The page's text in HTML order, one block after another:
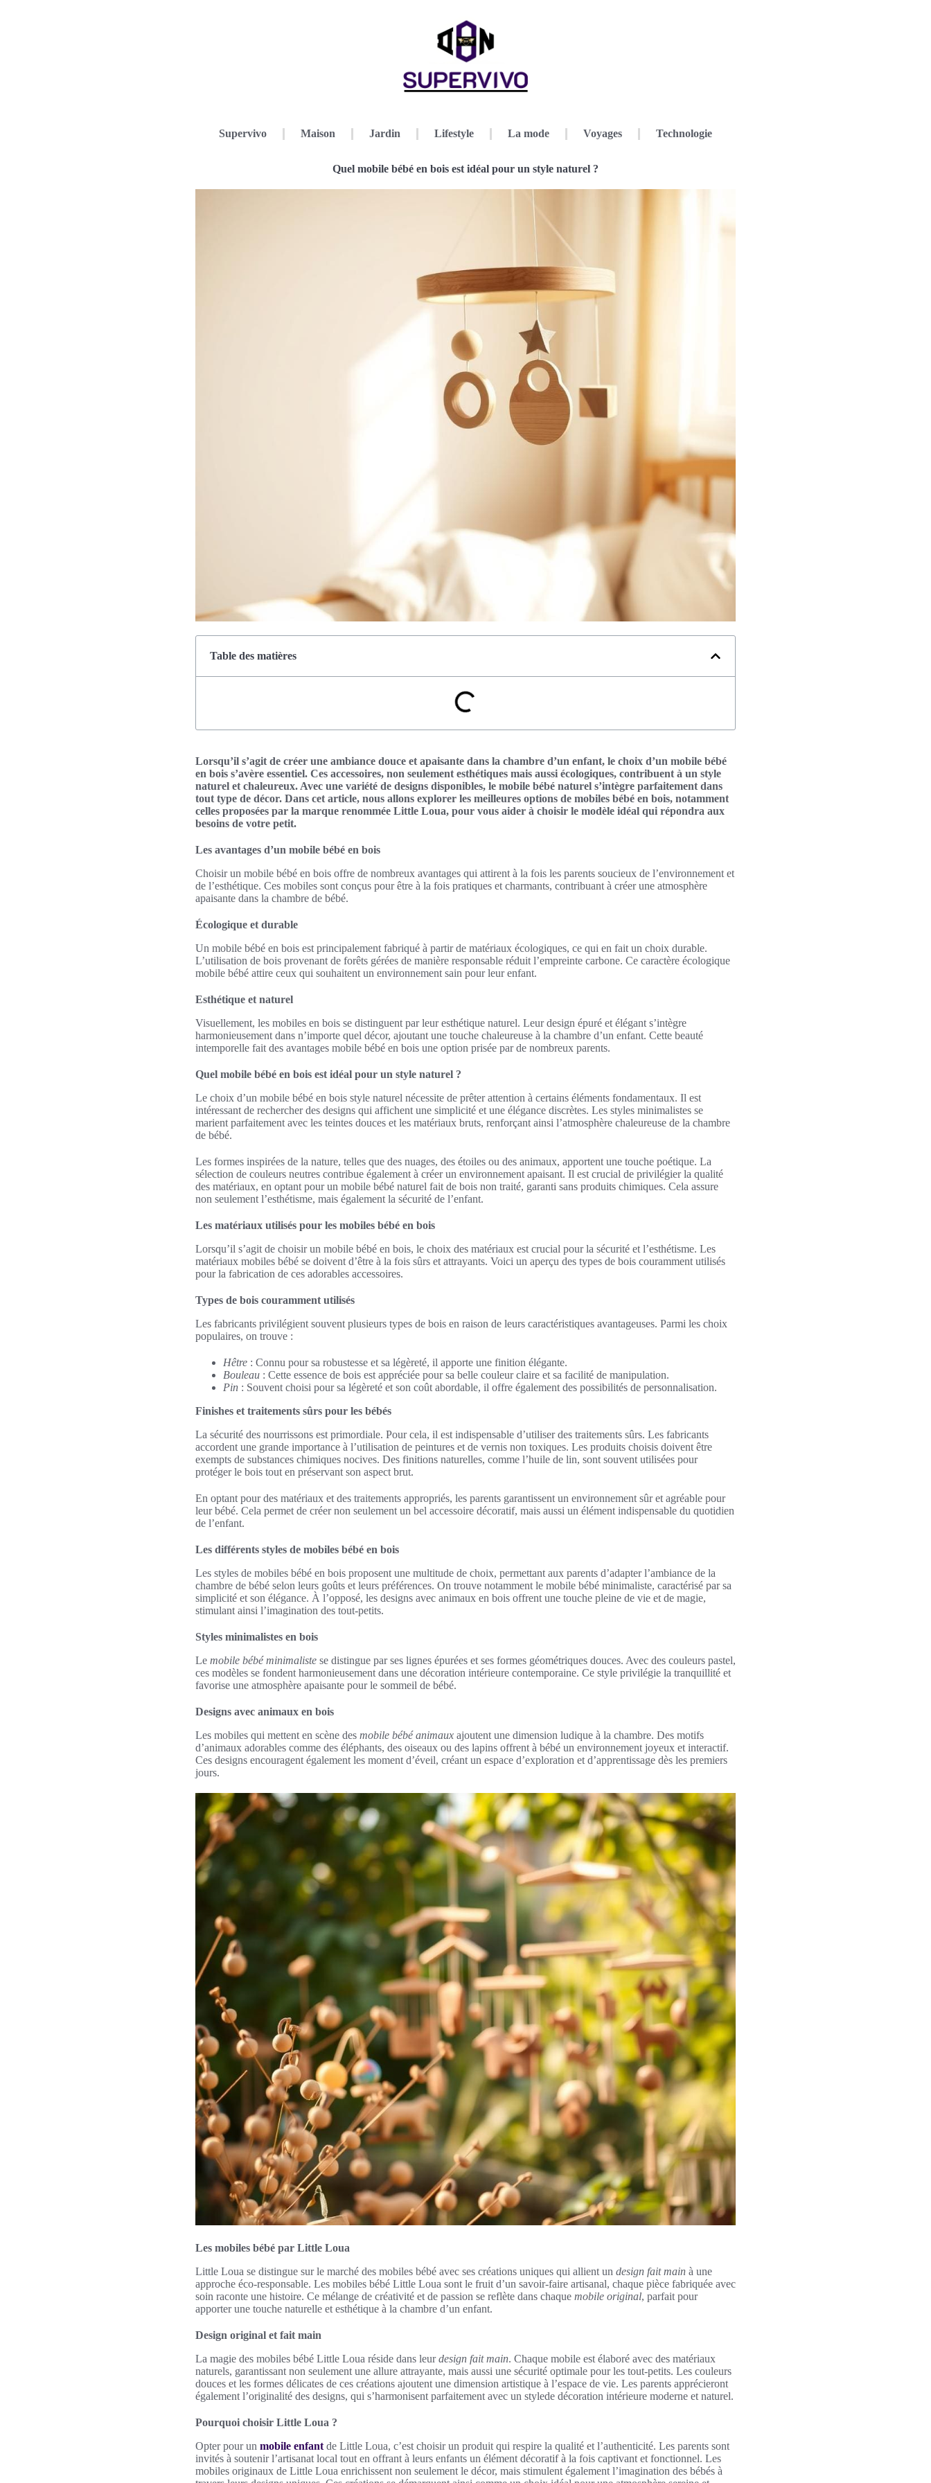
Supervivo Maison Jardin Lifestyle La mode Voyages Technologie
Quel mobile bébé en bois est idéal pour un style naturel ?
Table des matières
Lorsqu’il s’agit de créer une ambiance douce et apaisante dans la chambre d’un enfant, le choix d’un mobile bébé
en bois s’avère essentiel. Ces accessoires, non seulement esthétiques mais aussi écologiques, contribuent à un style
naturel et chaleureux. Avec une variété de designs disponibles, le mobile bébé naturel s’intègre parfaitement dans
tout type de décor. Dans cet article, nous allons explorer les meilleures options de mobiles bébé en bois, notamment
celles proposées par la marque renommée Little Loua, pour vous aider à choisir le modèle idéal qui répondra aux
besoins de votre petit.
Les avantages d’un mobile bébé en bois
Choisir un mobile bébé en bois offre de nombreux avantages qui attirent à la fois les parents soucieux de l’environnement et
de l’esthétique. Ces mobiles sont conçus pour être à la fois pratiques et charmants, contribuant à créer une atmosphère
apaisante dans la chambre de bébé.
Écologique et durable
Un mobile bébé en bois est principalement fabriqué à partir de matériaux écologiques, ce qui en fait un choix durable.
L’utilisation de bois provenant de forêts gérées de manière responsable réduit l’empreinte carbone. Ce caractère écologique
mobile bébé attire ceux qui souhaitent un environnement sain pour leur enfant.
Esthétique et naturel
Visuellement, les mobiles en bois se distinguent par leur esthétique naturel. Leur design épuré et élégant s’intègre
harmonieusement dans n’importe quel décor, ajoutant une touche chaleureuse à la chambre d’un enfant. Cette beauté
intemporelle fait des avantages mobile bébé en bois une option prisée par de nombreux parents.
Quel mobile bébé en bois est idéal pour un style naturel ?
Le choix d’un mobile bébé en bois style naturel nécessite de prêter attention à certains éléments fondamentaux. Il est
intéressant de rechercher des designs qui affichent une simplicité et une élégance discrètes. Les styles minimalistes se
marient parfaitement avec les teintes douces et les matériaux bruts, renforçant ainsi l’atmosphère chaleureuse de la chambre
de bébé.
Les formes inspirées de la nature, telles que des nuages, des étoiles ou des animaux, apportent une touche poétique. La
sélection de couleurs neutres contribue également à créer un environnement apaisant. Il est crucial de privilégier la qualité
des matériaux, en optant pour un mobile bébé naturel fait de bois non traité, garanti sans produits chimiques. Cela assure
non seulement l’esthétisme, mais également la sécurité de l’enfant.
Les matériaux utilisés pour les mobiles bébé en bois
Lorsqu’il s’agit de choisir un mobile bébé en bois, le choix des matériaux est crucial pour la sécurité et l’esthétisme. Les
matériaux mobiles bébé se doivent d’être à la fois sûrs et attrayants. Voici un aperçu des types de bois couramment utilisés
pour la fabrication de ces adorables accessoires.
Types de bois couramment utilisés
Les fabricants privilégient souvent plusieurs types de bois en raison de leurs caractéristiques avantageuses. Parmi les choix
populaires, on trouve :
Hêtre : Connu pour sa robustesse et sa légèreté, il apporte une finition élégante.
Bouleau : Cette essence de bois est appréciée pour sa belle couleur claire et sa facilité de manipulation.
Pin : Souvent choisi pour sa légèreté et son coût abordable, il offre également des possibilités de personnalisation.
Finishes et traitements sûrs pour les bébés
La sécurité des nourrissons est primordiale. Pour cela, il est indispensable d’utiliser des traitements sûrs. Les fabricants
accordent une grande importance à l’utilisation de peintures et de vernis non toxiques. Les produits choisis doivent être
exempts de substances chimiques nocives. Des finitions naturelles, comme l’huile de lin, sont souvent utilisées pour
protéger le bois tout en préservant son aspect brut.
En optant pour des matériaux et des traitements appropriés, les parents garantissent un environnement sûr et agréable pour
leur bébé. Cela permet de créer non seulement un bel accessoire décoratif, mais aussi un élément indispensable du quotidien
de l’enfant.
Les différents styles de mobiles bébé en bois
Les styles de mobiles bébé en bois proposent une multitude de choix, permettant aux parents d’adapter l’ambiance de la
chambre de bébé selon leurs goûts et leurs préférences. On trouve notamment le mobile bébé minimaliste, caractérisé par sa
simplicité et son élégance. À l’opposé, les designs avec animaux en bois offrent une touche pleine de vie et de magie,
stimulant ainsi l’imagination des tout-petits.
Styles minimalistes en bois
Le mobile bébé minimaliste se distingue par ses lignes épurées et ses formes géométriques douces. Avec des couleurs pastel,
ces modèles se fondent harmonieusement dans une décoration intérieure contemporaine. Ce style privilégie la tranquillité et
favorise une atmosphère apaisante pour le sommeil de bébé.
Designs avec animaux en bois
Les mobiles qui mettent en scène des mobile bébé animaux ajoutent une dimension ludique à la chambre. Des motifs
d’animaux adorables comme des éléphants, des oiseaux ou des lapins offrent à bébé un environnement joyeux et interactif.
Ces designs encouragent également les moment d’éveil, créant un espace d’exploration et d’apprentissage dès les premiers
jours.
Les mobiles bébé par Little Loua
Little Loua se distingue sur le marché des mobiles bébé avec ses créations uniques qui allient un design fait main à une
approche éco-responsable. Les mobiles bébé Little Loua sont le fruit d’un savoir-faire artisanal, chaque pièce fabriquée avec
soin raconte une histoire. Ce mélange de créativité et de passion se reflète dans chaque mobile original, parfait pour
apporter une touche naturelle et esthétique à la chambre d’un enfant.
Design original et fait main
La magie des mobiles bébé Little Loua réside dans leurdesign fait main. Chaque mobile est élaboré avec des matériaux
naturels, garantissant non seulement une allure attrayante, mais aussi une sécurité optimale pour les tout-petits. Les couleurs
douces et les formes délicates de ces créations ajoutent une dimension artistique à l’espace de vie. Les parents apprécieront
également l’originalité des designs, qui s’harmonisent parfaitement avec un stylede décoration intérieure moderne et naturel.
Pourquoi choisir Little Loua ?
Opter pour un mobile enfant de Little Loua, c’est choisir un produit qui respire la qualité et l’authenticité. Les parents sont
invités à soutenir l’artisanat local tout en offrant à leurs enfants un élément décoratif à la fois captivant et fonctionnel. Les
mobiles originaux de Little Loua enrichissent non seulement le décor, mais stimulent également l’imagination des bébés à